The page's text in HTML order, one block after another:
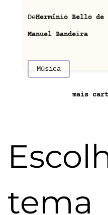
DeHermínio Bello de
Manuel Bandeira
Música
mais
tema